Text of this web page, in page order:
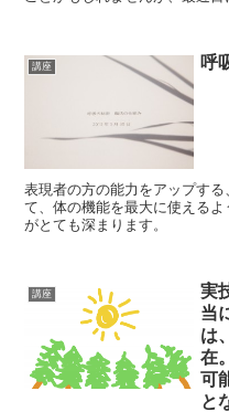
講座 呼
表現者の方の能力をアップす
て、体の機能を最大に使える
がとても深まります。
講座
実
当
は
在
可
と